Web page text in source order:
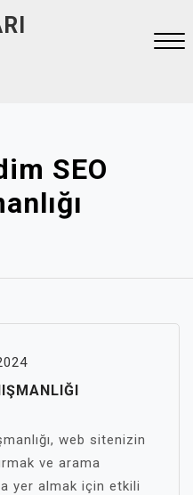
SEO
web sitenizin
ve arama
yer almak için etkili